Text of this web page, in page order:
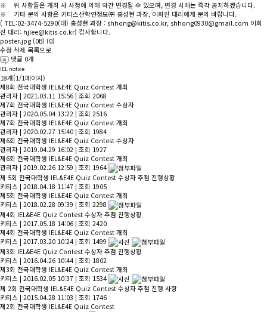
※ 위 사항들은 개최 사 사정에 의해 약간 변경될 수 있으며, 변경 시에는 즉각 공지하겠습니다.
※ 기타 문의 사항은 키티스산학연정보㈜ 홍성현 과장, 이희진 대리에게 문의 바랍니다.
( TEL:02-3474-5290(대) 홍성현 과장 : shhong@kitis.co.kr, shhong0930@gmail.com 이희
진 대리: hjlee@kitis.co.kr) 감사합니다.
poster.jpg (0B) (0)
수정 삭제 목록으로
댓글 0개
IEL notice
18개(1/1페이지)
제8회 전국대학생 IEL&E4E Quiz Contest 개최
관리자 | 2021.03.11 15:56 | 조회 2068
제7회 전국대학생 IEL&E4E Quiz Contest 수상자
관리자 | 2020.05.04 13:22 | 조회 2516
제7회 전국대학생 IEL&E4E Quiz Contest 개최
관리자 | 2020.02.27 15:40 | 조회 1984
제6회 전국대학생 IEL&E4E Quiz Contest 수상자
관리자 | 2019.04.29 16:02 | 조회 1927
제6회 전국대학생 IEL&E4E Quiz Contest 개최
관리자 | 2019.02.26 12:59 | 조회 1964
제 5회 전국대학생 IEL&E4E Quiz Contest 수상자 추첨 진행상황
키티스 | 2018.04.18 11:47 | 조회 1905
제5회 전국대학생 IEL&E4E Quiz Contest 개최
키티스 | 2018.02.28 09:39 | 조회 2298
제4회 IEL&E4E Quiz Contest 수상자 추첨 진행상황
키티스 | 2017.05.18 14:06 | 조회 2420
제4회 전국대학생 IEL&E4E Quiz Contest 개최
키티스 | 2017.03.20 10:24 | 조회 1499
제3회 IEL&E4E Quiz Contest 수상자 추첨 진행상황
키티스 | 2016.04.26 10:44 | 조회 1802
제3회 전국대학생 IEL&E4E Quiz Contest 개최
키티스 | 2016.02.05 10:37 | 조회 1534
제 2회 전국대학생 IEL&E4E Quiz Contest 수상자 추첨 진행 사항
키티스 | 2015.04.28 11:03 | 조회 1746
제2회 전국대학생 IEL&E4E Quiz Contest